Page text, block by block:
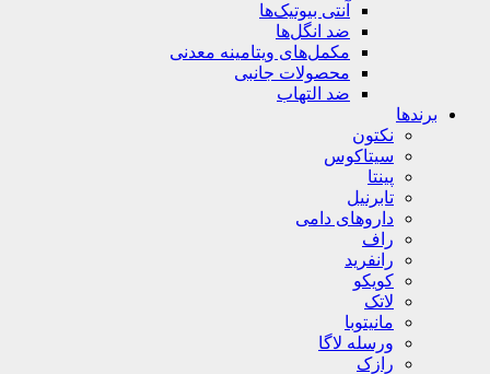
آنتی بیوتیک‌ها
ضد انگل‌ها
مکمل‌های ویتامینه معدنی
محصولات جانبی
ضد التهاب
برندها
نکتون
سیتاکوس
پینتا
تابرنیل
داروهای دامی
راف
رانفرید
کویکو
لاتک
مانیتوبا
ورسله لاگا
رازک